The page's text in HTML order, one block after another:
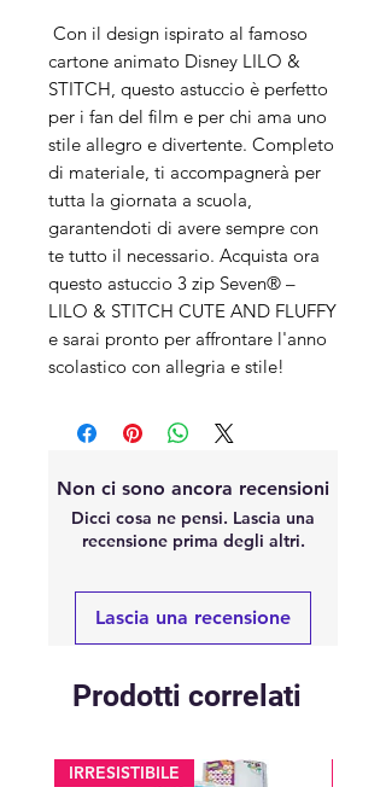
Con il design ispirato al famoso
cartone animato Disney LILO &
STITCH, questo astuccio è perfetto
per i fan del film e per chi ama uno
stile allegro e divertente. Completo
di materiale, ti accompagnerà per
tutta la giornata a scuola,
garantendoti di avere sempre con
te tutto il necessario. Acquista ora
questo astuccio 3 zip Seven® –
LILO & STITCH CUTE AND FLUFFY
e sarai pronto per affrontare l'anno
scolastico con allegria e stile!
Non ci sono ancora recensioni
Dicci cosa ne pensi. Lascia una
recensione prima degli altri.
Lascia una recensione
Prodotti correlati
IRRESISTIBILE